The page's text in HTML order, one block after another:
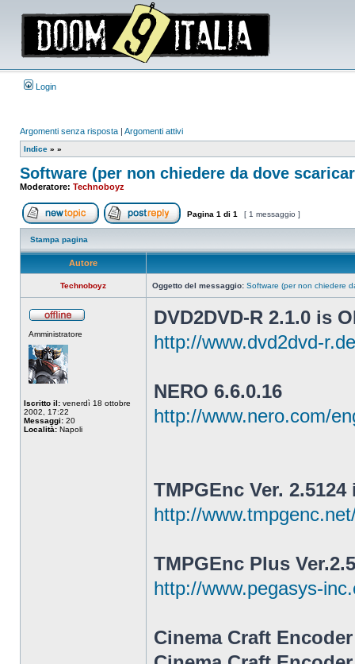
Login
Argomenti senza risposta | Argomenti attivi
Indice » »
Software (per non chiedere da dove
Moderatore: Technoboyz
Apri un nuovo argomentoRispondi all’argomento
Pagina 1 di 1 [ 1 messaggio ]
Stampa pagina
Autore
Technoboyz Oggetto del messaggio: Software (per non chiedere
Amministratore
Iscritto il: venerdì 18 ottobre
2002, 17:22
Messaggi: 20
Località: Napoli
DVD2DVD-R 2.1.0 is
http://www.dvd2dvd-r.de
NERO 6.6.0.16
http://www.nero.com/
TMPGEnc Ver. 2.5124
http://
TMPGEnc Plus Ver.2.5
http://www.pegasys-
Cinema Craft